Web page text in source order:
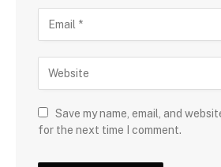
Save my name, email, and
for the next time I comment.